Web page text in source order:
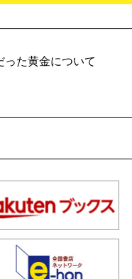
った黄金について